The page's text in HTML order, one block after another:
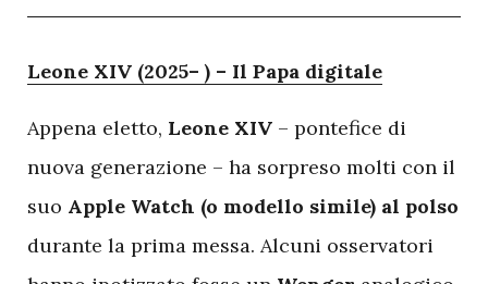
Leone XIV (2025– ) – Il Papa digitale
Appena eletto, Leone XIV – pontefice di
nuova generazione – ha sorpreso molti con il
suo Apple Watch (o modello simile) al polso
durante la prima messa. Alcuni osservatori